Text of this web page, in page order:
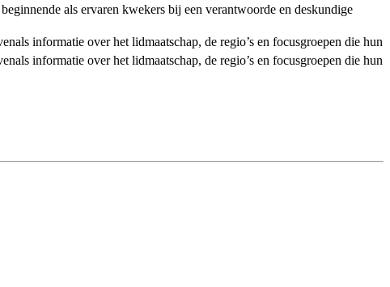
als ervaren kwekers bij een verantwoorde en deskundige
informatie over het lidmaatschap, de regio’s en focusgroepen die hun
informatie over het lidmaatschap, de regio’s en focusgroepen die hun